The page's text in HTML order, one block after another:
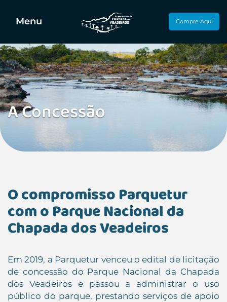
Menu Compre Aqui
A Concessão
O compromisso Parquetur
com o Parque Nacional da
Chapada dos Veadeiros
Em 2019, a Parquetur venceu o edital de licitação
de concessão do Parque Nacional da Chapada
dos Veadeiros e passou a administrar o uso
público do parque, prestando serviços de apoio